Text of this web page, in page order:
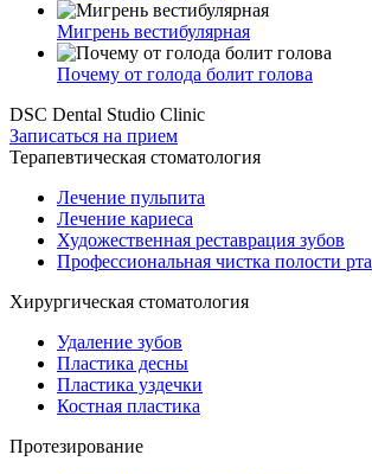
Мигрень вестибулярная
Почему от голода болит голова
DSC Dental Studio Clinic
Записаться на прием
Терапевтическая стоматология
Лечение пульпита
Лечение кариеса
Художественная реставрация зубов
Профессиональная чистка полости рта
Хирургическая стоматология
Удаление зубов
Пластика десны
Пластика уздечки
Костная пластика
Протезирование